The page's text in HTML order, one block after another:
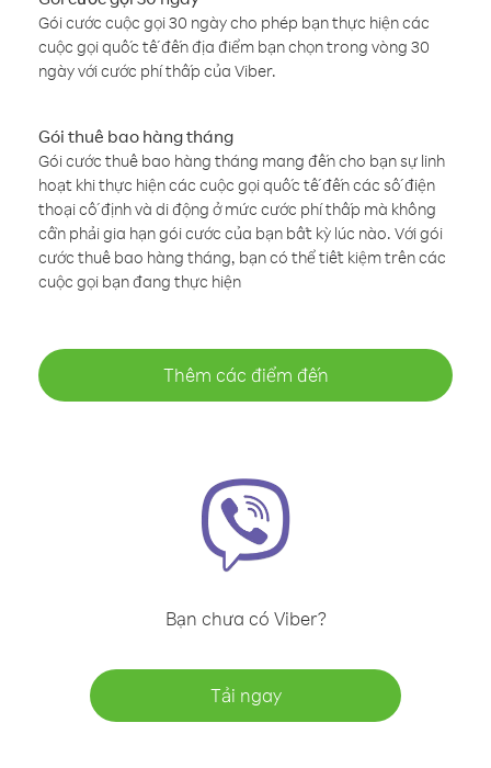
Gói cước cuộc gọi 30 ngày cho phép bạn thực hiện các
cuộc gọi quốc tế đến địa điểm bạn chọn trong vòng 30
ngày với cước phí thấp của Viber.
Gói thuê bao hàng tháng
Gói cước thuê bao hàng tháng mang đến cho bạn sự linh
hoạt khi thực hiện các cuộc gọi quốc tế đến các số điện
thoại cố định và di động ở mức cước phí thấp mà không
cần phải gia hạn gói cước của bạn bất kỳ lúc nào. Với gói
cước thuê bao hàng tháng, bạn có thể tiết kiệm trên các
cuộc gọi bạn đang thực hiện
Thêm các điểm đến
Bạn chưa có Viber?
Tải ngay